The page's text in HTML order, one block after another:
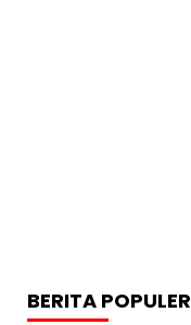
BERITA POPULER